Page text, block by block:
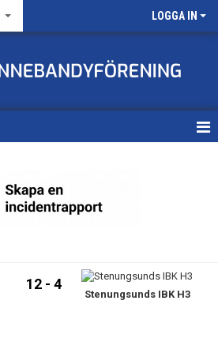
LOGGA IN
12 - 4
Stenungsunds IBK H3